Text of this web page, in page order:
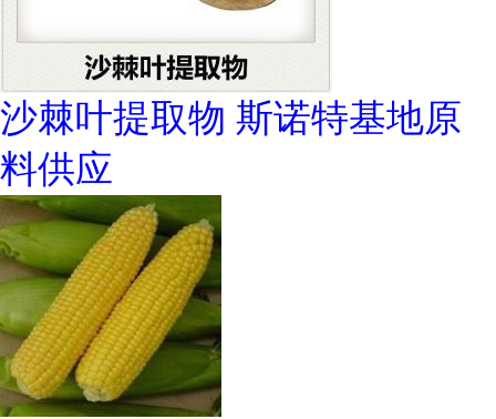
沙棘叶提取物 斯诺特基地原
料供应